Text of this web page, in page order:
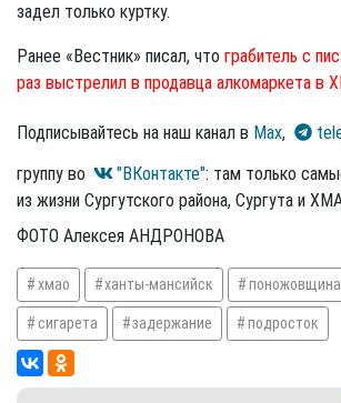
задел только куртку.
Ранее «Вестник» писал, что грабитель с
раз выстрелил в продавца алкомаркета в
Подписывайтесь на наш канал в Max,
группу во
"ВКонтакте": там только
из жизни Сургутского района, Сургута и
ФОТО Алексея АНДРОНОВА
хмао ханты-мансийск поножовщина
сигарета задержание подросток